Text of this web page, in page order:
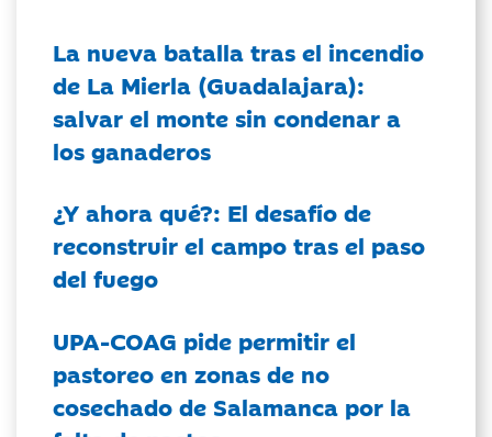
La nueva batalla tras el incendio
de La Mierla (Guadalajara):
salvar el monte sin condenar a
los ganaderos
¿Y ahora qué?: El desafío de
reconstruir el campo tras el paso
del fuego
UPA-COAG pide permitir el
pastoreo en zonas de no
cosechado de Salamanca por la